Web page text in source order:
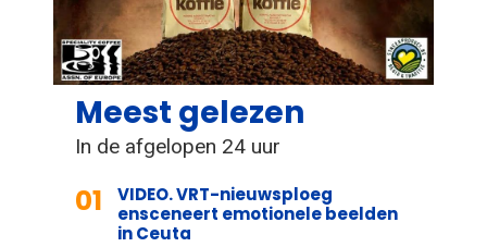
Meest gelezen
In de afgelopen 24 uur
01
VIDEO. VRT-nieuwsploeg
ensceneert emotionele beelden
in Ceuta